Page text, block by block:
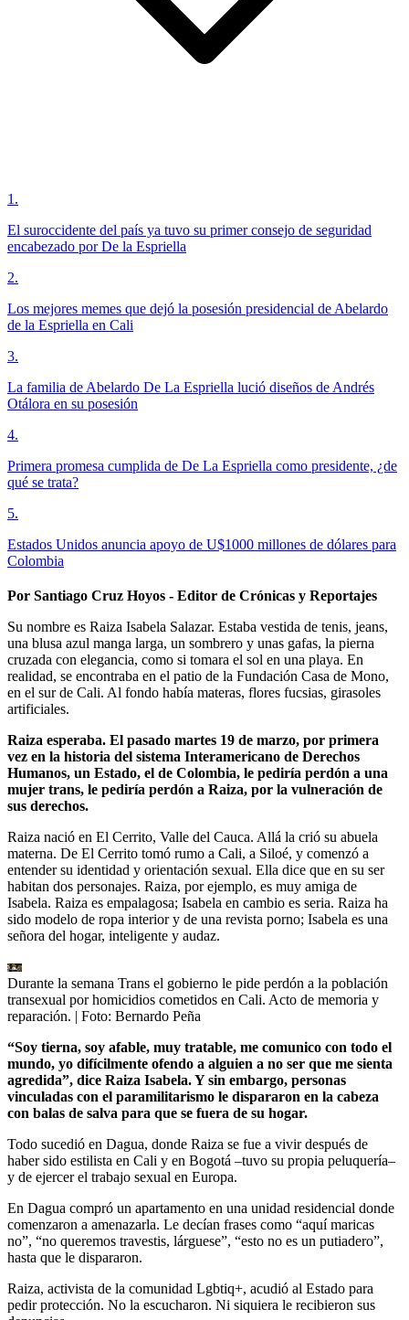
1 .
El suroccidente del país ya tuvo su primer consejo de seguridad
encabezado por De la Espriella
2.
Los mejores memes que dejó la posesión presidencial de Abelardo
de la Espriella en Cali
3.
La familia de Abelardo De La Espriella lució diseños de Andrés
Otálora en su posesión
4.
Primera promesa cumplida de De La Espriella como presidente, ¿de
qué se trata?
5.
Estados Unidos anuncia apoyo de U$1000 millones de dólares para
Colombia
Por Santiago Cruz Hoyos - Editor de Crónicas y Reportajes
Su nombre es Raiza Isabela Salazar. Estaba vestida de tenis, jeans,
una blusa azul manga larga, un sombrero y unas gafas, la pierna
cruzada con elegancia, como si tomara el sol en una playa. En
realidad, se encontraba en el patio de la Fundación Casa de Mono,
en el sur de Cali. Al fondo había materas, flores fucsias, girasoles
artificiales.
Raiza esperaba. El pasado martes 19 de marzo, por primera
vez en la historia del sistema Interamericano de Derechos
Humanos, un Estado, el de Colombia, le pediría perdón a una
mujer trans, le pediría perdón a Raiza, por la vulneración de
sus derechos.
Raiza nació en El Cerrito, Valle del Cauca. Allá la crió su abuela
materna. De El Cerrito tomó rumo a Cali, a Siloé, y comenzó a
entender su identidad y orientación sexual. Ella dice que en su ser
habitan dos personajes. Raiza, por ejemplo, es muy amiga de
Isabela. Raiza es empalagosa; Isabela en cambio es seria. Raiza ha
sido modelo de ropa interior y de una revista porno; Isabela es una
señora del hogar, inteligente y audaz.
Durante la semana Trans el gobierno le pide perdón a la población
transexual por homicidios cometidos en Cali. Acto de memoria y
reparación. | Foto: Bernardo Peña
“Soy tierna, soy afable, muy tratable, me comunico con todo el
mundo, yo difícilmente ofendo a alguien a no ser que me sienta
agredida”, dice Raiza Isabela. Y sin embargo, personas
vinculadas con el paramilitarismo le dispararon en la cabeza
con balas de salva para que se fuera de su hogar.
Todo sucedió en Dagua, donde Raiza se fue a vivir después de
haber sido estilista en Cali y en Bogotá –tuvo su propia peluquería–
y de ejercer el trabajo sexual en Europa.
En Dagua compró un apartamento en una unidad residencial donde
comenzaron a amenazarla. Le decían frases como “aquí maricas
no”, “no queremos travestis, lárguese”, “esto no es un putiadero”,
hasta que le dispararon.
Raiza, activista de la comunidad Lgbtiq+, acudió al Estado para
pedir protección. No la escucharon. Ni siquiera le recibieron sus